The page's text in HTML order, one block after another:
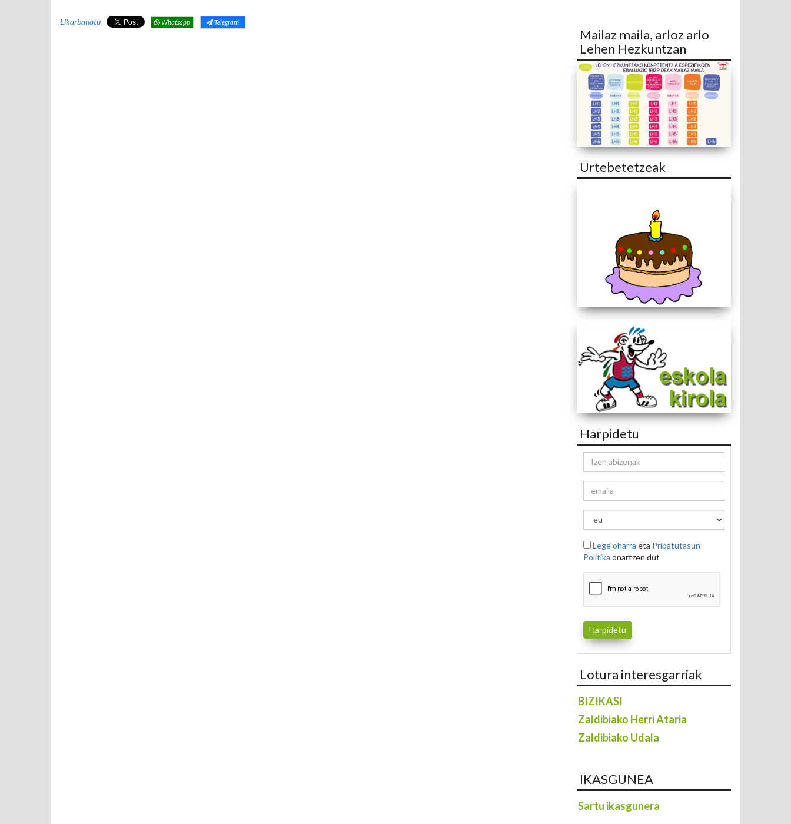
Elkarbanatu Whatsapp Telegram
Mailaz maila, arloz arlo
Lehen Hezkuntzan
Urtebetetzeak
Harpidetu
Lege oharra eta Pribatutasun
Politika onartzen dut
Lotura interesgarriak
BIZIKASI
Zaldibiako Herri Ataria
Zaldibiako Udala
IKASGUNEA
Sartu ikasgunera